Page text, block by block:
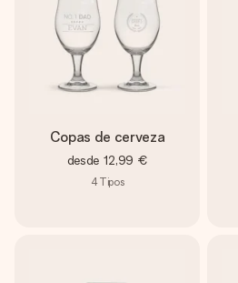
Copas de cerveza
desde 12,99 €
4Tipos